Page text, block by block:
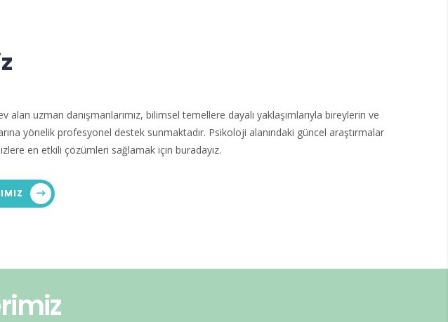
alan uzman danışmanlarımız, bilimsel temellere dayalı yaklaşımlarıyla bireylerin ve
yönelik profesyonel destek sunmaktadır. Psikoloji alanındaki güncel araştırmalar
en etkili çözümleri sağlamak için buradayız.